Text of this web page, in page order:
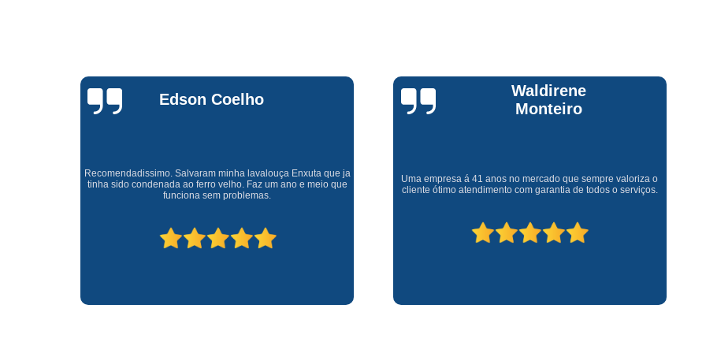
Assistencia Tecnica
Assistencia Tecnica Forno Microondas
Conserto de Maquina de Lavar
Conserto Maquina de Lavar
Conserto Maquina Lavar Roupa
Waldirene
Monteiro
Uma empresa á 41 anos no mercado que sempre valoriza o
cliente ótimo atendimento com garantia de todos o serviços.
Claúdia
Andrullis
telefônico (q hj infelizmente é um problema), e a eficiência do
técnico Sr Henrique na solução do problema da minha lava e
seca q minha família não vive mais sem. #recomendo os